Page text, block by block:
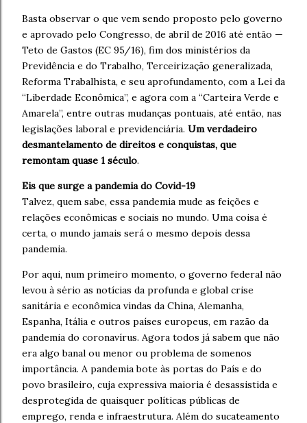
Basta observar o que vem sendo proposto pelo governo
e aprovado pelo Congresso, de abril de 2016 até então —
Teto de Gastos (EC 95/16), fim dos ministérios da
Previdência e do Trabalho, Terceirização generalizada,
Reforma Trabalhista, e seu aprofundamento, com a Lei da
“Liberdade Econômica”, e agora com a “Carteira Verde e
Amarela”, entre outras mudanças pontuais, até então, nas
legislações laboral e previdenciária. Um verdadeiro
desmantelamento de direitos e conquistas, que
remontam quase 1 século.
Eis que surge a pandemia do Covid-19
Talvez, quem sabe, essa pandemia mude as feições e
relações econômicas e sociais no mundo. Uma coisa é
certa, o mundo jamais será o mesmo depois dessa
pandemia.
Por aqui, num primeiro momento, o governo federal não
levou à sério as notícias da profunda e global crise
sanitária e econômica vindas da China, Alemanha,
Espanha, Itália e outros países europeus, em razão da
pandemia do coronavírus. Agora todos já sabem que não
era algo banal ou menor ou problema de somenos
importância. A pandemia bote às portas do País e do
povo brasileiro, cuja expressiva maioria é desassistida e
desprotegida de quaisquer políticas públicas de
emprego, renda e infraestrutura. Além do sucateamento